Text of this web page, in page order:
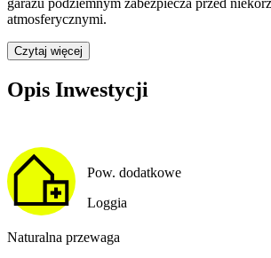
atmosferycznymi.
Czytaj więcej
Opis Inwestycji
Pow. dodatkowe
Loggia
Naturalna przewaga